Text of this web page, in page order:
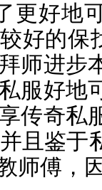
更好地
好的保
师进步
服好地
传奇私
且鉴于
师傅，